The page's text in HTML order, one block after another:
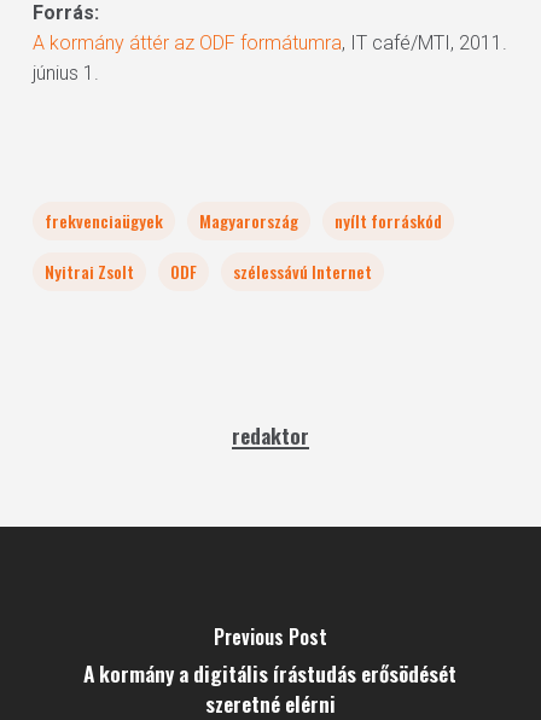
Forrás:
A kormány áttér az ODF formátumra, IT café/MTI, 2011.
június 1.
frekvenciaügyek Magyarország
nyílt forráskód
Nyitrai Zsolt
ODF szélessávú Internet
redaktor
Previous Post
A kormány a digitális írástudás erősödését
szeretné elérni